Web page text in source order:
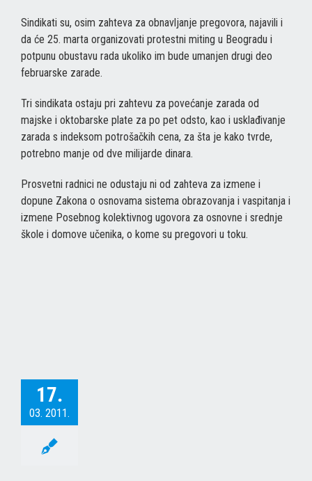
Sindikati su, osim zahteva za obnavljanje pregovora, najavili i
da će 25. marta organizovati protestni miting u Beogradu i
potpunu obustavu rada ukoliko im bude umanjen drugi deo
februarske zarade.
Tri sindikata ostaju pri zahtevu za povećanje zarada od
majske i oktobarske plate za po pet odsto, kao i usklađivanje
zarada s indeksom potrošačkih cena, za šta je kako tvrde,
potrebno manje od dve milijarde dinara.
Prosvetni radnici ne odustaju ni od zahteva za izmene i
dopune Zakona o osnovama sistema obrazovanja i vaspitanja i
izmene Posebnog kolektivnog ugovora za osnovne i srednje
škole i domove učenika, o kome su pregovori u toku.
17.
03. 2011.